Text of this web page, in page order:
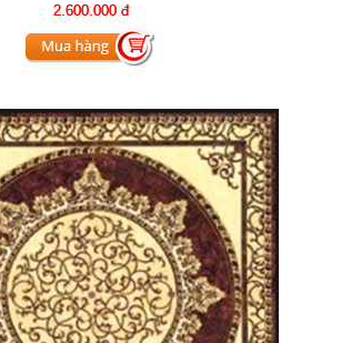
2.600.000 đ